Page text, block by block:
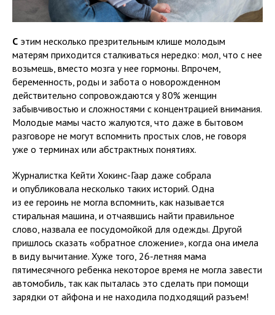
С этим несколько презрительным клише молодым
матерям приходится сталкиваться нередко: мол, что с нее
возьмешь, вместо мозга у нее гормоны. Впрочем,
беременность, роды и забота о новорожденном
действительно сопровождаются у 80% женщин
забывчивостью и сложностями с концентрацией внимания.
Молодые мамы часто жалуются, что даже в бытовом
разговоре не могут вспомнить простых слов, не говоря
уже о терминах или абстрактных понятиях.
Журналистка Кейти Хокинс-Гаар даже собрала
и опубликовала несколько таких историй. Одна
из ее героинь не могла вспомнить, как называется
стиральная машина, и отчаявшись найти правильное
слово, назвала ее посудомойкой для одежды. Другой
пришлось сказать «обратное сложение», когда она имела
в виду вычитание. Хуже того, 26-летняя мама
пятимесячного ребенка некоторое время не могла завести
автомобиль, так как пыталась это сделать при помощи
зарядки от айфона и не находила подходящий разъем!